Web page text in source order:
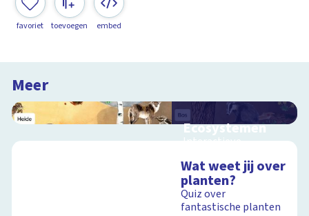
favoriet toevoegen embed
Meer
Ecosystemen
Interactieve
Veluwe
Wat weet jij over
planten?
Quiz over
fantastische planten